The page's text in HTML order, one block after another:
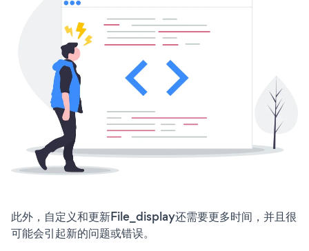
此外，自定义和更新File_display还需要更多时间，并且很
可能会引起新的问题或错误。